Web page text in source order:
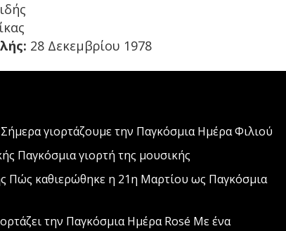
28 Δεκεμβρίου 1978
Σήμερα γιορτάζουμε την Παγκόσμια Ημέρα Φιλιού
Παγκόσμια γιορτή της μουσικής
Πώς καθιερώθηκε η 21η Μαρτίου ως Παγκόσμια
την Παγκόσμια Ημέρα Rosé Mε ένα